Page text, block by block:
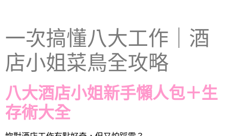
一次搞懂八大工作｜酒
店小姐菜鳥全攻略
八大酒店小姐新手懶人包＋生
存術大全